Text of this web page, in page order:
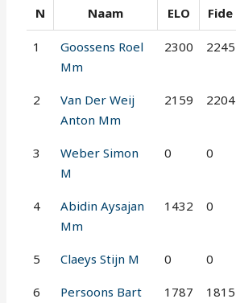
N Naam ELO Fide
1
Goossens Roel
Mm
2300 2245
2
Van Der Weij
Anton Mm
2159 2204
3
Weber Simon
M
0 0
4
Abidin Aysajan
Mm
1432 0
5 Claeys Stijn M 0 0
6
Persoons Bart
1787 1815